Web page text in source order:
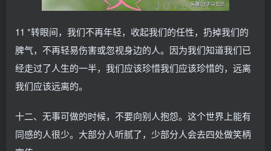
11 *转眼间，我们不再年轻，收起我们的任性，扔掉我们的
脾气，不再轻易伤害或忽视身边的人。因为我们知道我们已
经走过了人生的一半，我们应该珍惜我们应该珍惜的，远离
我们应该远离的。
十二、无事可做的时候，不要向别人抱怨。这个世界上能有
同感的人很少。大部分人听腻了，少部分人会去四处做笑柄